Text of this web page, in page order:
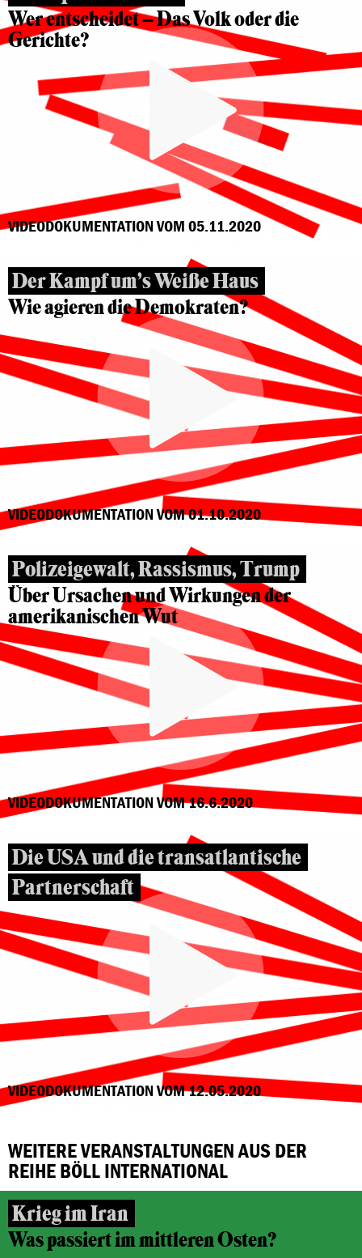
Wer entscheidet – Das Volk oder die
Gerichte?
VIDEODOKUMENTATION VOM 05.11.2020
Der Kampf um’s Weiße Haus
Wie agieren die Demokraten?
VIDEODOKUMENTATION VOM 01.10.2020
Polizeigewalt, Rassismus, Trump
Über Ursachen und Wirkungen der
amerikanischen Wut
VIDEODOKUMENTATION VOM 16.6.2020
Die USA und die transatlantische
Partnerschaft
VIDEODOKUMENTATION VOM 12.05.2020
WEITERE VERANSTALTUNGEN AUS DER
REIHE BÖLL INTERNATIONAL
Krieg im Iran
Was passiert im mittleren Osten?